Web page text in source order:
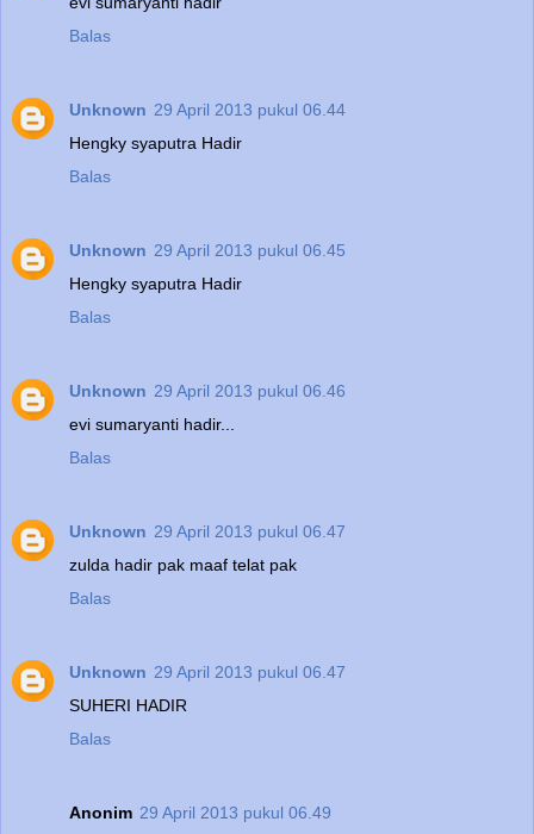
Balas
Unknown 29 April 2013 pukul 06.44
Hengky syaputra Hadir
Balas
Unknown 29 April 2013 pukul 06.45
Hengky syaputra Hadir
Balas
Unknown 29 April 2013 pukul 06.46
evi sumaryanti hadir...
Balas
Unknown 29 April 2013 pukul 06.47
zulda hadir pak maaf telat pak
Balas
Unknown 29 April 2013 pukul 06.47
SUHERI HADIR
Balas
Anonim 29 April 2013 pukul 06.49